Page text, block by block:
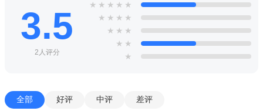
3.5
2人评分
★ ★ ★ ★ ★
★ ★ ★ ★
★ ★ ★
★ ★
★
全部 好评 中评 差评